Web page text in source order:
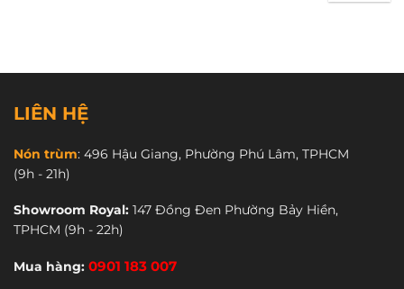
LIÊN HỆ
Nón trùm: 496 Hậu Giang, Phường Phú Lâm, TPHCM
(9h - 21h)
Showroom Royal: 147 Đồng Đen Phường Bảy Hiền,
TPHCM (9h - 22h)
Mua hàng: 0901 183 007